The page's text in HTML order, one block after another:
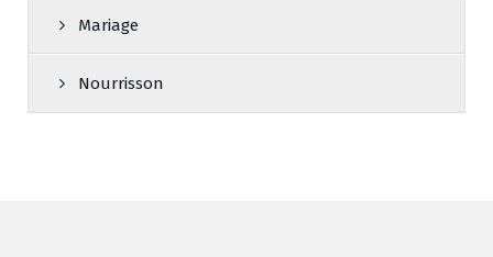
Mariage
Nourrisson